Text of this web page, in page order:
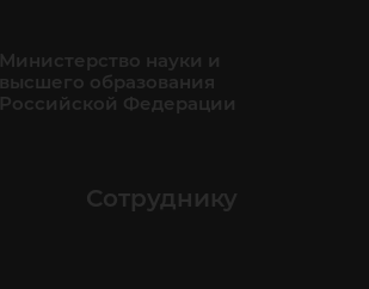
Министерство науки и
высшего образования
Российской Федерации
Сотруднику